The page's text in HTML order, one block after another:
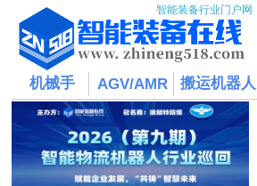
智能装备行业门户网
机械手 搬运机器人
AGV/AMR